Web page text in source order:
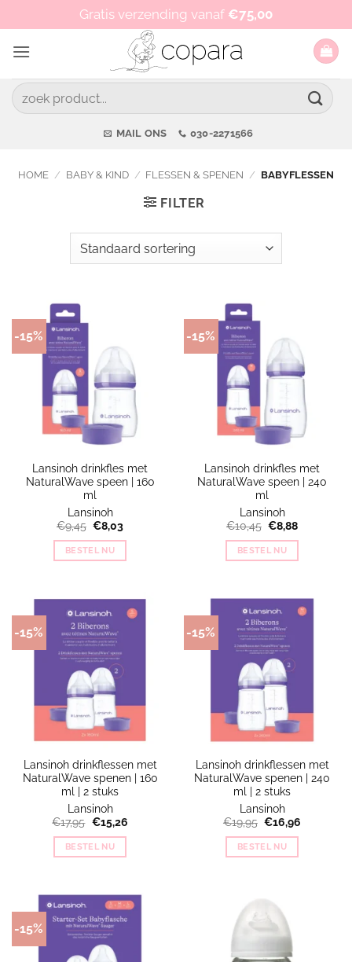
naar
inhoud
Op werkdagen vóór 15:00 besteld, zelfde dag verzonden!
Zoeken
naar:
MAIL ONS 030-2271566
HOME / BABY & KIND / FLESSEN & SPENEN / BABYFLESSEN
FILTER
-15%
Lansinoh drinkfles met
NaturalWave speen | 160
ml
Lansinoh
€9,45 Oorspronkelijke
prijs
was:
€9,45.
€8,03Huidige
is:
BESTEL NU
-15%
Lansinoh drinkfles met
NaturalWave speen | 240
ml
Lansinoh
€10,45 Oorspronkelijke
prijs
was:
€10,45.
€8,88Huidige
BESTEL NU
-15%
Lansinoh drinkflessen met
NaturalWave spenen | 160
ml | 2 stuks
Lansinoh
€17,95 Oorspronkelijke
prijs
was:
€17,95.
€15,26Huidige
BESTEL NU
-15%
Lansinoh drinkflessen met
NaturalWave spenen | 240
ml | 2 stuks
Lansinoh
€19,95 Oorspronkelijke
was:
€19,95.
€16,96
BESTEL NU
-15%
Gratis verzending vanaf €75,00